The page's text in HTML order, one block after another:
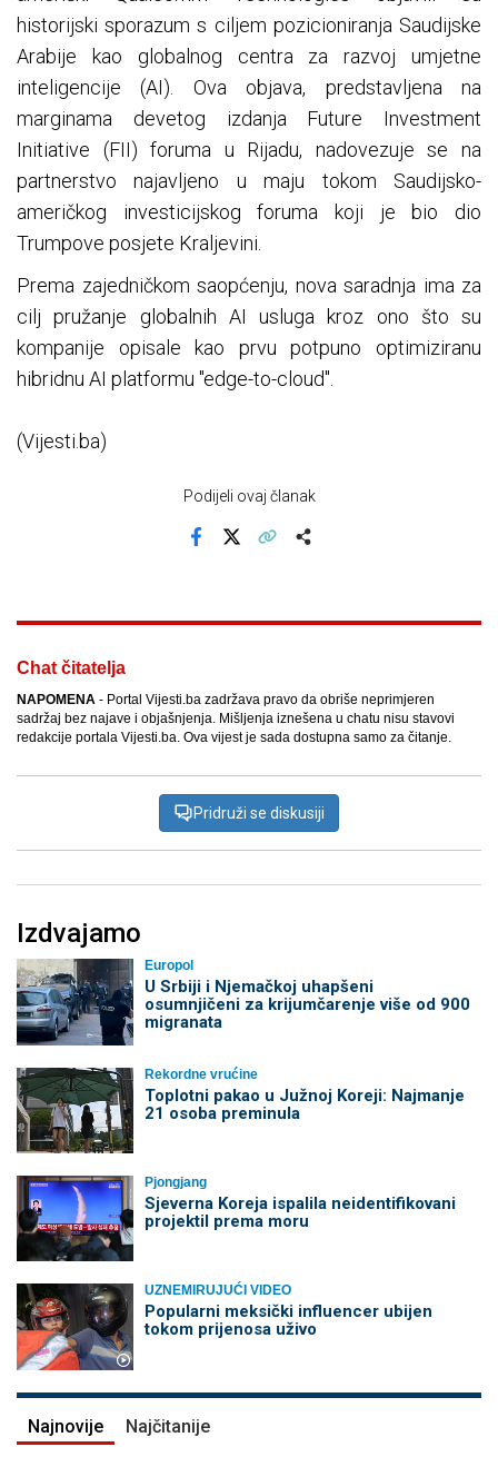
historijski sporazum s ciljem pozicioniranja Saudijske
Arabije kao globalnog centra za razvoj umjetne
inteligencije (AI). Ova objava, predstavljena na
marginama devetog izdanja Future Investment
Initiative (FII) foruma u Rijadu, nadovezuje se na
partnerstvo najavljeno u maju tokom Saudijsko-
američkog investicijskog foruma koji je bio dio
Trumpove posjete Kraljevini.
Prema zajedničkom saopćenju, nova saradnja ima za
cilj pružanje globalnih AI usluga kroz ono što su
kompanije opisale kao prvu potpuno optimiziranu
hibridnu AI platformu "edge-to-cloud".
(Vijesti.ba)
Podijeli ovaj članak
Chat čitatelja
NAPOMENA - Portal Vijesti.ba zadržava pravo da obriše neprimjeren
sadržaj bez najave i objašnjenja. Mišljenja iznešena u chatu nisu stavovi
redakcije portala Vijesti.ba. Ova vijest je sada dostupna samo za čitanje.
Pridruži se diskusiji
Izdvajamo
Europol
U Srbiji i Njemačkoj uhapšeni
osumnjičeni za krijumčarenje više od 900
migranata
Rekordne vrućine
Toplotni pakao u Južnoj Koreji: Najmanje
21 osoba preminula
Pjongjang
Sjeverna Koreja ispalila neidentifikovani
projektil prema moru
UZNEMIRUJUĆI VIDEO
Popularni meksički influencer ubijen
tokom prijenosa uživo
Najnovije Najčitanije